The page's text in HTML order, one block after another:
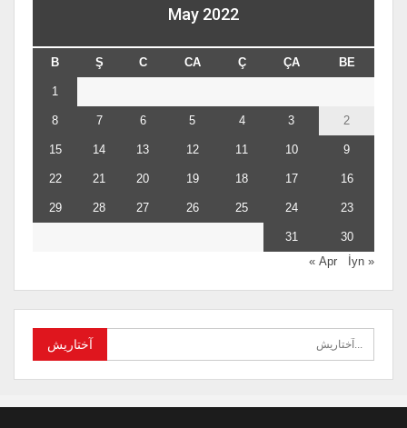
May 2022
BE
ÇA
Ç
CA
C
Ş
B
10
11
12
13
14
15
16
17
18
19
20
21
22
23
24
25
26
27
28
29
30
31
« Apr
İyn »